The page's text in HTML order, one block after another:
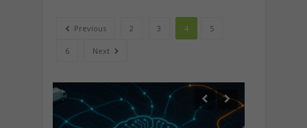
Previous 2 3 4 5
6 Next